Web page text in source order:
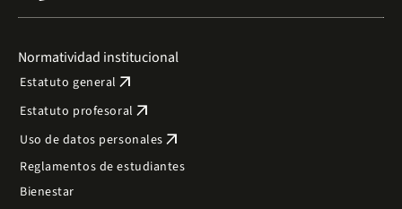
Normatividad institucional
Estatuto general arrow_outward
Estatuto profesoral arrow_outward
Uso de datos personales arrow_outward
Reglamentos de estudiantes
Bienestar